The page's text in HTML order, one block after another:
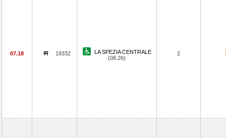
07.18 19332
LA SPEZIA CENTRALE
(08.26)
2